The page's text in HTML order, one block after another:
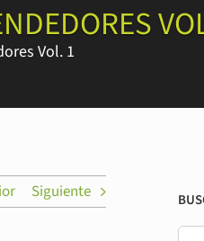
Vol. 1
Siguiente